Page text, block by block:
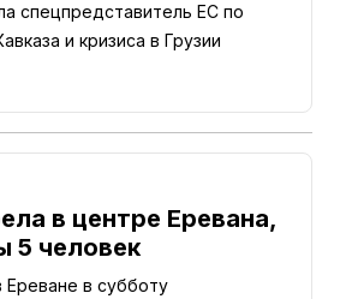
спецпредставитель ЕС по
и кризиса в Грузии
в центре Еревана,
5 человек
в субботу